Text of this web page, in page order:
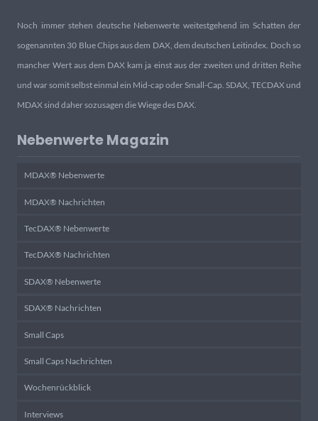
Noch immer stehen deutsche Nebenwerte weitestgehend im Schatten der
sogenannten 30 Blue Chips aus dem DAX, dem deutschen Leitindex. Doch so
mancher Wert aus dem DAX kam ja einst aus der zweiten und dritten Reihe
und war somit selbst einmal ein Mid-cap oder Small-Cap. SDAX, TECDAX und
MDAX sind daher sozusagen die Wiege des DAX.
Nebenwerte Magazin
MDAX® Nebenwerte
MDAX® Nachrichten
TecDAX® Nebenwerte
TecDAX® Nachrichten
SDAX® Nebenwerte
SDAX® Nachrichten
Small Caps
Small Caps Nachrichten
Wochenrückblick
Interviews